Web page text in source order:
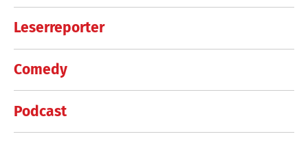
Leserreporter
Comedy
Podcast